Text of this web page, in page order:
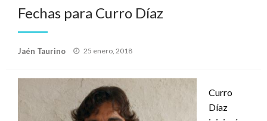
Fechas para Curro Díaz
Jaén Taurino
Publicado
25 enero, 2018
Curro
Díaz